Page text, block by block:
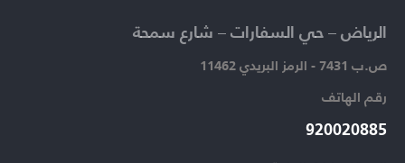
الرياض – حي السفارات – شارع سمحة​
ص.ب 7431 - الرمز البريدي 11462
رقم الهاتف​
920020885​